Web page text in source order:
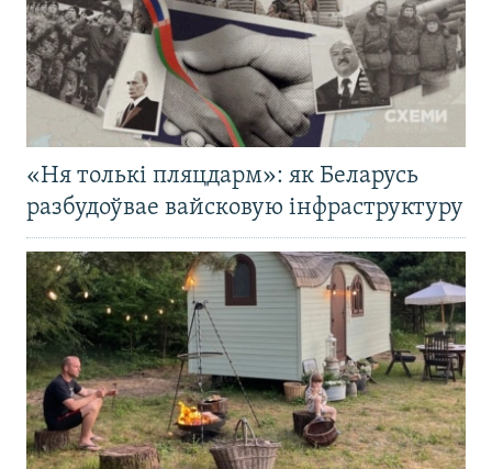
«Ня толькі пляцдарм»: як Беларусь
разбудоўвае вайсковую інфраструктуру